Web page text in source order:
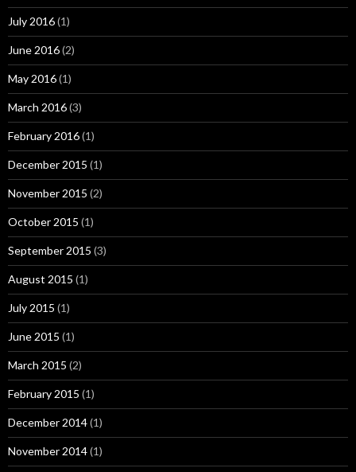
July 2016(1)
June 2016(2)
May 2016(1)
March 2016(3)
February 2016(1)
December 2015 (1)
November 2015 (2)
October 2015 (1)
September 2015 (3)
August 2015 (1)
July 2015 (1)
June 2015 (1)
March 2015 (2)
February 2015 (1)
December 2014(1)
November 2014(1)